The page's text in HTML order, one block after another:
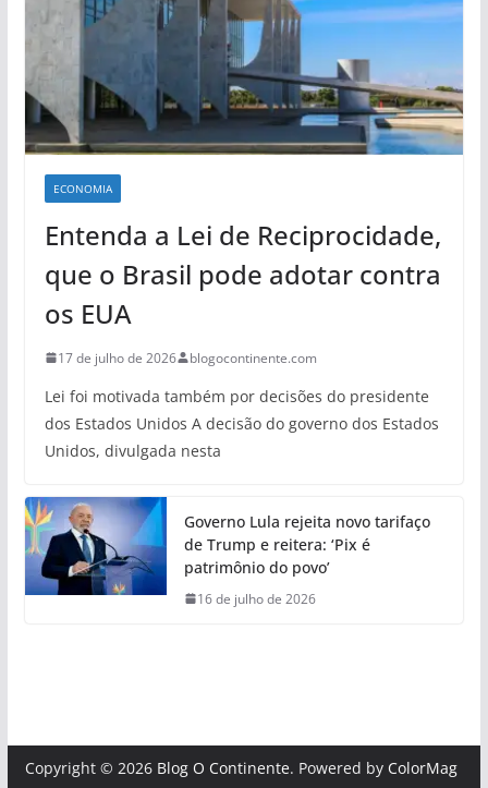
ECONOMIA
Entenda a Lei de Reciprocidade,
que o Brasil pode adotar contra
os EUA
17 de julho de 2026 blogocontinente.com
Lei foi motivada também por decisões do presidente
dos Estados Unidos A decisão do governo dos Estados
Unidos, divulgada nesta
Governo Lula rejeita novo tarifaço
de Trump e reitera: ‘Pix é
patrimônio do povo’
16 de julho de 2026
Copyright © 2026 Blog O Continente. Powered by ColorMag